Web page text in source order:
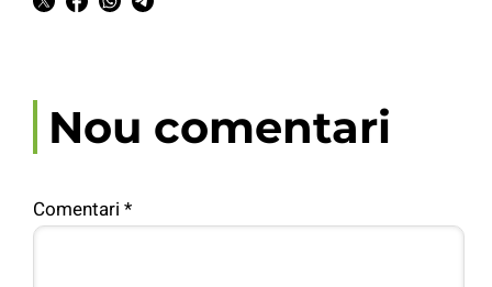
Nou comentari
Comentari *